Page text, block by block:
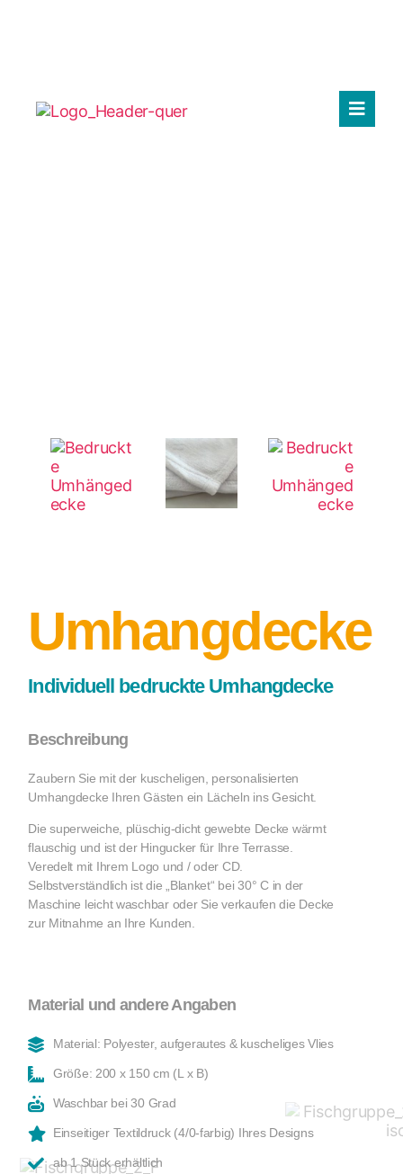
Umhangdecke
Individuell bedruckte Umhangdecke
Beschreibung
Zaubern Sie mit der kuscheligen, personalisierten
Umhangdecke Ihren Gästen ein Lächeln ins Gesicht.
Die superweiche, plüschig-dicht gewebte Decke wärmt
flauschig und ist der Hingucker für Ihre Terrasse.
Veredelt mit Ihrem Logo und / oder CD.
Selbstverständlich ist die „Blanket“ bei 30° C in der
Maschine leicht waschbar oder Sie verkaufen die Decke
zur Mitnahme an Ihre Kunden.
Material und andere Angaben
Material: Polyester, aufgerautes & kuscheliges Vlies
Größe: 200 x 150 cm (L x B)
Waschbar bei 30 Grad
Einseitiger Textildruck (4/0-farbig) Ihres Designs
ab 1 Stück erhältlich